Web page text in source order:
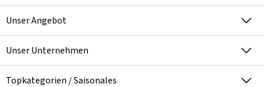
Unser Angebot
Unser Unternehmen
Topkategorien / Saisonales